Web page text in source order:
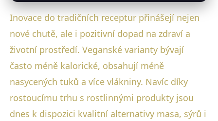
Inovace do tradičních receptur přinášejí nejen
nové chutě, ale i pozitivní dopad na zdraví a
životní prostředí. Veganské varianty bývají
často méně kalorické, obsahují méně
nasycených tuků a více vlákniny. Navíc díky
rostoucímu trhu s rostlinnými produkty jsou
dnes k dispozici kvalitní alternativy masa, sýrů i